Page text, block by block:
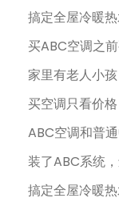
搞定全屋冷暖
买ABC空调之
家里有老人小
买空调只看价
ABC空调和普
装了ABC系统
搞定全屋冷暖